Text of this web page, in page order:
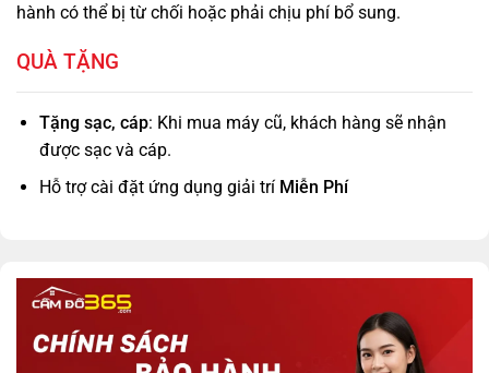
hành có thể bị từ chối hoặc phải chịu phí bổ sung.
QUÀ TẶNG
Tặng sạc, cáp: Khi mua máy cũ, khách hàng sẽ nhận
được sạc và cáp.
Hỗ trợ cài đặt ứng dụng giải trí Miễn Phí